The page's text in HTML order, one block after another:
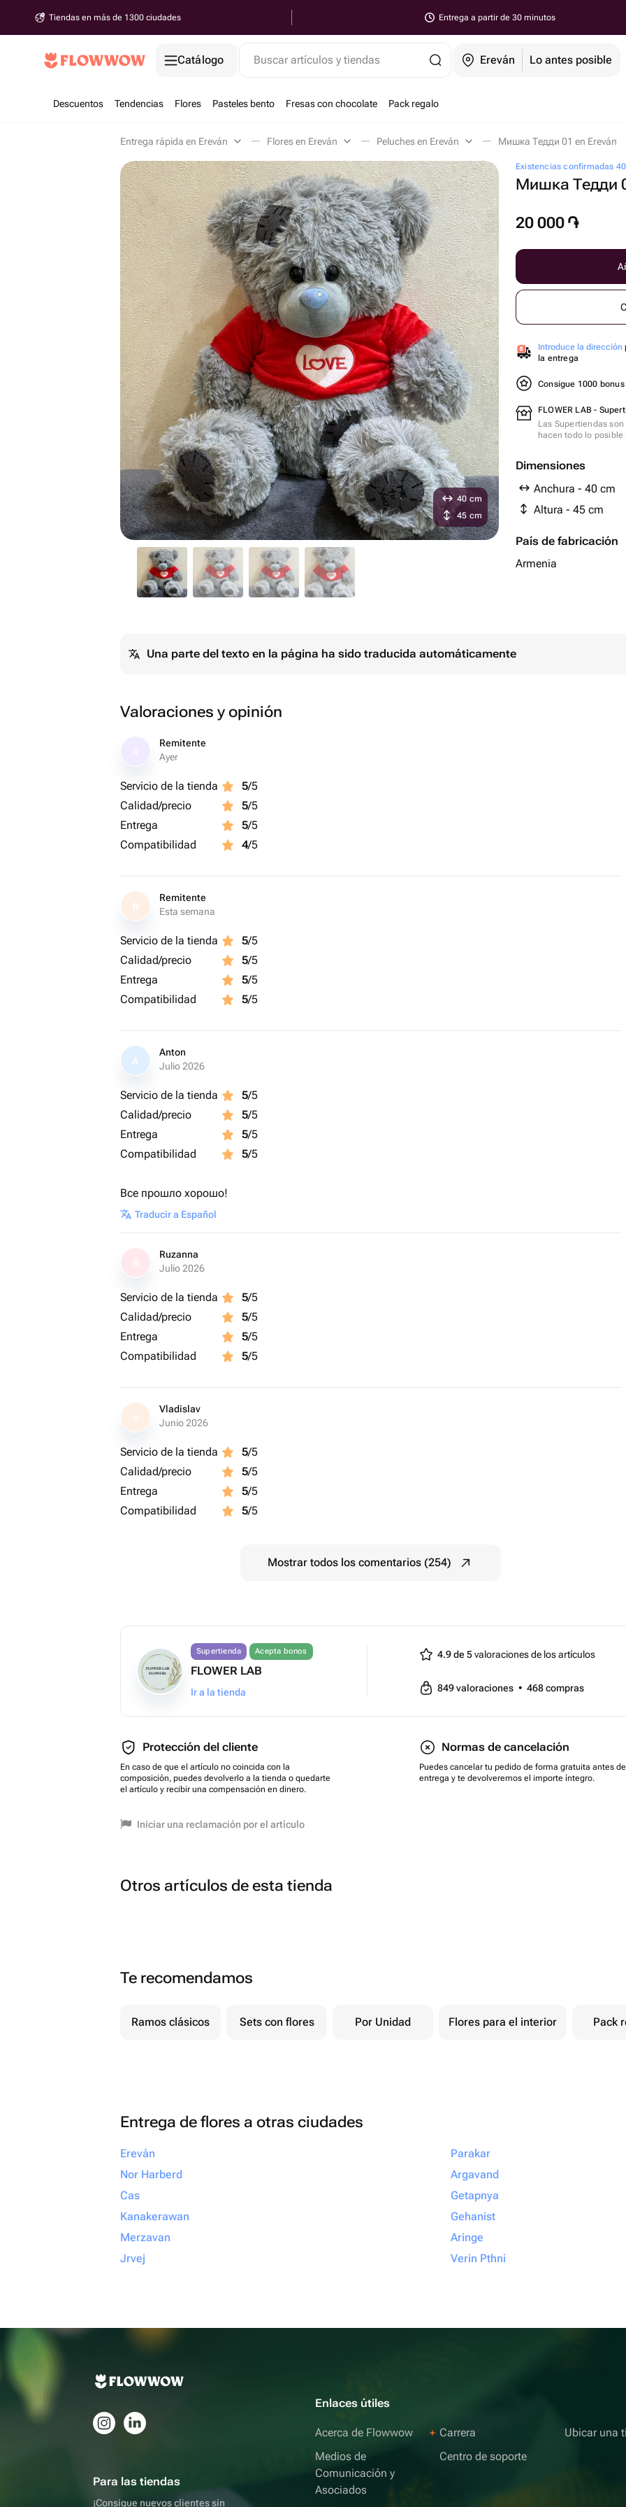
Tiendas en más de 1300 ciudades Entrega a partir de 30 minutos
Catálogo Buscar artículos y tiendas Ereván Lo antes posible
Descuentos Tendencias Flores Pasteles bento Fresas con chocolate Pack regalo
Entrega rápida en Ereván Flores en Ereván Peluches en Ereván Мишка Тедди 01 en Ereván
Existencias confirmadas
Мишка Тедди
20 000 ֏
Introduce la dirección
la entrega
Consigue 1000 bonus
FLOWER LAB -
Las Supertiendas
hacen todo lo
Dimensiones
Anchura - 40 cm
Altura - 45 cm
País de fabricación
Armenia
40 cm
45 cm
Una parte del texto en la página ha sido traducida automáticamente
Valoraciones y opinión
Remitente
Ayer
Servicio de la tienda 5/5
Calidad/precio
5/5
Entrega
5/5
Compatibilidad
4/5
R
Remitente
Esta semana
Servicio de la tienda 5/5
Calidad/precio
5/5
Entrega
5/5
Compatibilidad
5/5
A
Anton
Julio 2026
Servicio de la tienda 5/5
Calidad/precio
5/5
Entrega
5/5
Compatibilidad
5/5
Все прошло хорошо!
Traducir a Español
Ruzanna
Julio 2026
Servicio de la tienda 5/5
Calidad/precio
5/5
Entrega
5/5
Compatibilidad
5/5
V
Vladislav
Junio 2026
Servicio de la tienda 5/5
Calidad/precio
5/5
Entrega
5/5
Compatibilidad
5/5
Mostrar todos los comentarios (254)
Supertienda Acepta bonos
FLOWER LAB
Ir a la tienda
4.9 de 5valoraciones de los artículos
849valoraciones • 468compras
Protección del cliente
En caso de que el artículo no coincida con la
composición, puedes devolverlo a la tienda o quedarte
el artículo y recibir una compensación en dinero.
Normas de cancelación
Puedes cancelar tu pedido de forma gratuita antes
entrega y te devolveremos el importe íntegro.
Iniciar una reclamación por el artículo
Otros artículos de esta tienda
Te recomendamos
Ramos clásicos Sets con flores Por Unidad Flores para el interior Pack
Entrega de flores a otras ciudades
Ereván
Nor Harberd
Cas
Kanakerawan
Merzavan
Jrvej
Parakar
Argavand
Getapnya
Gehanist
Aringe
Verin Pthni
Para las tiendas
¡Consigue nuevos clientes sin
Enlaces útiles
Acerca de Flowwow
Medios de
Comunicación y
Asociados
Carrera
Centro de soporte
Ubicar una